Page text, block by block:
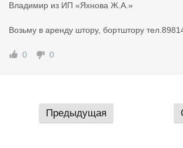
Владимир из ИП «Яхнова Ж.А.»
Возьму в аренду штору, бортштору
0 0
Предыдущая